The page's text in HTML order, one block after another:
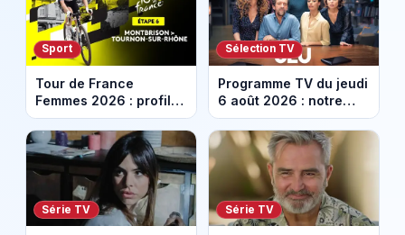
Sport
Tour de France
Femmes 2026 : profil
et horaires de la 6e
étape entre
Montbrison et
Tournon-sur-Rhône
Sélection TV
Programme TV du jeudi
6 août 2026 : notre
sélection pour votre
soirée télé
Série TV Série TV